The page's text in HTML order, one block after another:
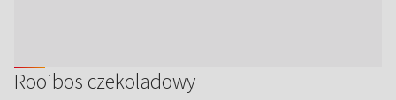
Rooibos czekoladowy